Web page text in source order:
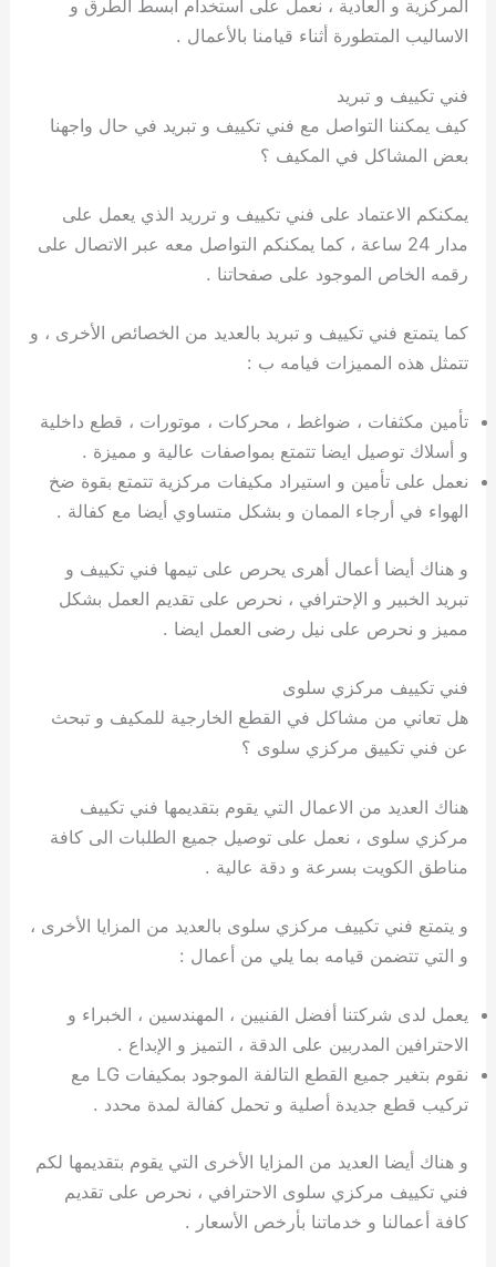
المركزية و العادية ، نعمل على استخدام ابسط الطرق و
الاساليب المتطورة أثناء قيامنا بالأعمال .
فني تكييف و تبريد
كيف يمكننا التواصل مع فني تكييف و تبريد في حال واجهنا
بعض المشاكل في المكيف ؟
يمكنكم الاعتماد على فني تكييف و ترريد الذي يعمل على
مدار 24 ساعة ، كما يمكنكم التواصل معه عبر الاتصال على
رقمه الخاص الموجود على صفحاتنا .
كما يتمتع فني تكييف و تبريد بالعديد من الخصائص الأخرى ، و
تتمثل هذه المميزات فيامه ب :
تأمين مكثفات ، ضواغط ، محركات ، موتورات ، قطع داخلية
و أسلاك توصيل ايضا تتمتع بمواصفات عالية و مميزة .
نعمل على تأمين و استيراد مكيفات مركزية تتمتع بقوة ضخ
الهواء في أرجاء الممان و بشكل متساوي أيضا مع كفالة .
و هناك أيضا أعمال أهرى يحرص على تيمها فني تكييف و
تبريد الخبير و الإحترافي ، نحرص على تقديم العمل بشكل
مميز و نحرص على نيل رضى العمل ايضا .
فني تكييف مركزي سلوى
هل تعاني من مشاكل في القطع الخارجية للمكيف و تبحث
عن فني تكييق مركزي سلوى ؟
هناك العديد من الاعمال التي يقوم بتقديمها فني تكييف
مركزي سلوى ، نعمل على توصيل جميع الطلبات الى كافة
مناطق الكويت بسرعة و دقة عالية .
و يتمتع فني تكييف مركزي سلوى بالعديد من المزايا الأخرى ،
و التي تتضمن قيامه بما يلي من أعمال :
يعمل لدى شركتنا أفضل الفنيين ، المهندسين ، الخبراء و
الاحترافين المدربين على الدقة ، التميز و الإبداع .
نقوم بتغير جميع القطع التالفة الموجود بمكيفات LG مع
تركيب قطع جديدة أصلية و تحمل كفالة لمدة محدد .
و هناك أيضا العديد من المزايا الأخرى التي يقوم بتقديمها لكم
فني تكييف مركزي سلوى الاحترافي ، نحرص على تقديم
كافة أعمالنا و خدماتنا بأرخص الأسعار .